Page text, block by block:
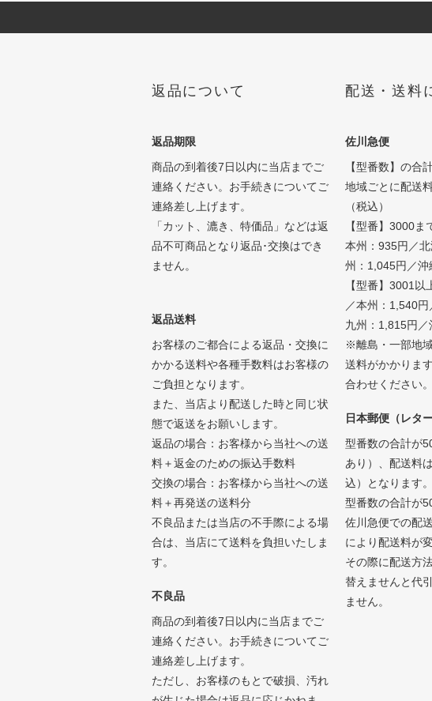
返品について
返品期限
商品の到着後7日以内に当店までご
連絡ください。お手続きについてご
連絡差し上げます。
「カット、漉き、特価品」などは返
品不可商品となり返品･交換はでき
ません。
返品送料
お客様のご都合による返品・交換に
かかる送料や各種手数料はお客様の
ご負担となります。
また、当店より配送した時と同じ状
態で返送をお願いします。
返品の場合：お客様から当社への送
料＋返金のための振込手数料
交換の場合：お客様から当社への送
料＋再発送の送料分
不良品または当店の不手際による場
合は、当店にて送料を負担いたしま
す。
不良品
商品の到着後7日以内に当店までご
連絡ください。お手続きについてご
連絡差し上げます。
ただし、お客様のもとで破損、汚れ
配送・送料
佐川急便
【型番数】の合
地域ごとに配送
（税込）
【型番】3000
本州：935円／
州：1,045円／
【型番】3001
／本州：1,540円
九州：1,815円／
※離島・一部地
送料がかかりま
合わせください。
日本郵便（レタ
型番数の合計が
あり）、配送料
込）となります。
型番数の合計が
佐川急便での配
により配送料が
その際に配送方
替えませんと代
ません。